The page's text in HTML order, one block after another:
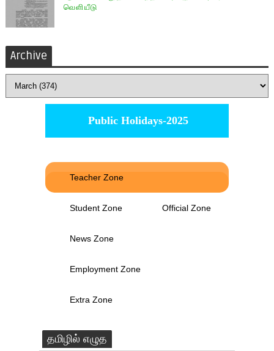
வெளியீடு
Archive
Public Holidays-2025
Teacher Zone
Student Zone Official Zone
News Zone
Employment Zone
Extra Zone
தமிழில் எழுத